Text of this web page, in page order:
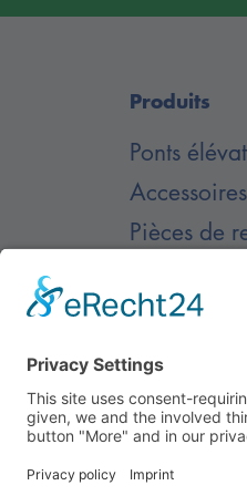
Produits
Ponts
Accessoires
Pièces de
©